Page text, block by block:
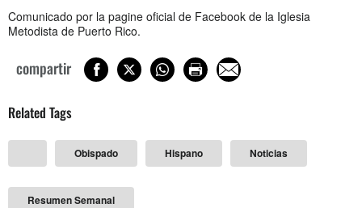
Comunicado por la pagine oficial de Facebook de la Iglesia
Metodista de Puerto Rico.
compartir
Related Tags
Obispado Hispano Noticias
Resumen Semanal